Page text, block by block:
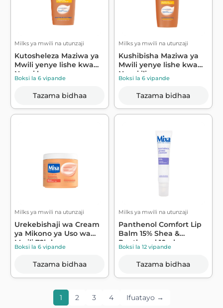
Milks ya mwili na utunzaji
Kutosheleza Maziwa ya
Mwili yenye lishe kwa
Ngozi kav...
Boksi la 6 vipande
Tazama bidhaa
Milks ya mwili na utunzaji
Kushibisha Maziwa ya
Mwili yenye lishe kwa
Ngozi iliy...
Boksi la 6 vipande
Tazama bidhaa
Milks ya mwili na utunzaji
Urekebishaji wa Cream
ya Mikono ya Uso wa
Mwili 72h k...
Boksi la 6 vipande
Tazama bidhaa
Milks ya mwili na utunzaji
Panthenol Comfort Lip
Balm 15% Shea &
Panthenol 10ml ...
Boksi la 12 vipande
Tazama bidhaa
1 2 3 4 Ifuatayo →